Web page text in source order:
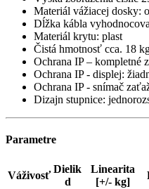
Materiál vážiacej dosky:
Dĺžka kábla
Materiál krytu: plast
Čistá hmotnosť cca. 18
Ochrana IP – kompletné
Ochrana IP - displej:
Ochrana IP - snímač
Dizajn stupnice:
Parametre
Váživosť
Dielik
d
Linearita
[+/- kg]